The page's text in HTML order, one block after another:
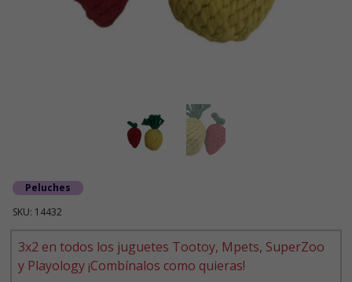
Peluches
SKU: 14432
3x2 en todos los juguetes Tootoy, Mpets, SuperZoo
y Playology ¡Combínalos como quieras!